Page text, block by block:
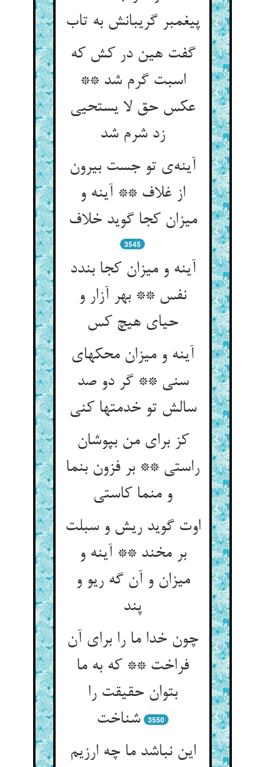
پیغمبر گریبانش به تاب‌‌
گفت هین در کش که
اسبت گرم شد **
عکس حق لا يستحيی
زد شرم شد
آینه‌‌ی تو جست بیرون
از غلاف ** آینه و
میزان کجا گوید خلاف‌‌
3545
آینه و میزان کجا بندد
نفس ** بهر آزار و
آینه و میزان محکهای
سنی ** گر دو صد
سالش تو خدمتها کنی‌‌
کز برای من بپوشان
راستی ** بر فزون بنما
اوت گوید ریش و سبلت
بر مخند ** آینه و
میزان و آن گه ریو و
پند
چون خدا ما را برای آن
فراخت ** که به ما
بتوان حقیقت را
3550
این نباشد ما چه ارزیم